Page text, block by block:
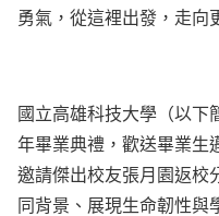
勇氣，從這裡出發，走向
國立高雄科技大學（以下
年畢業典禮，歡送畢業生
邀請傑出校友張月園返校
同背景、展現生命韌性與